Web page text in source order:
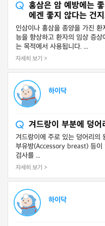
홍삼은 암 예방에는
에겐 좋지 않다는 건
인삼이나 홍삼을 종양을 가진 환
능을 향상하고 환자의 임상 증
는 목적에서 사용됩니다. ...
자세히 보기 >
하이닥
겨드랑이 부분에 덩어
겨드랑이에 주로 있는 덩어리의
부유방(Accessory breast) 등이
검사를 ...
자세히 보기 >
하이닥